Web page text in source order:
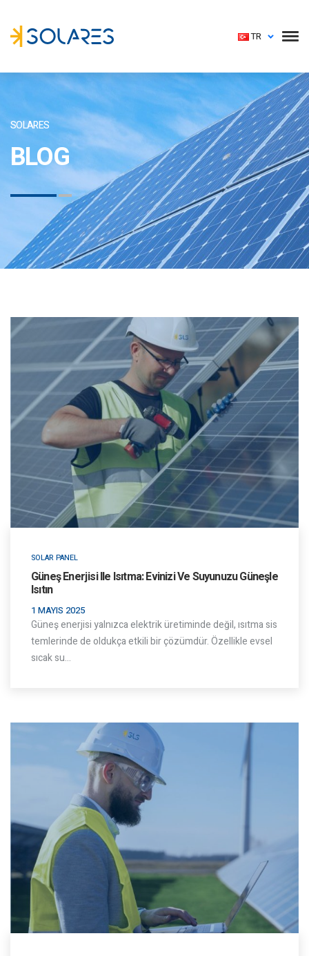
TR
SOLARES
BLOG
SOLAR PANEL
Güneş Enerjisi Ile Isıtma: Evinizi Ve Suyunuzu Güneşle
Isıtın
1 MAYIS 2025
Güneş enerjisi yalnızca elektrik üretiminde değil, ısıtma sis
temlerinde de oldukça etkili bir çözümdür. Özellikle evsel
sıcak su…